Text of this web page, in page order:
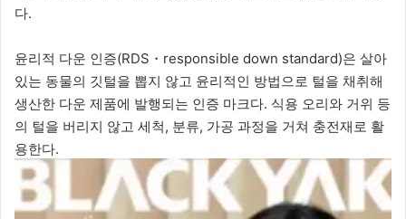
다.
윤리적 다운 인증(RDS・responsible down standard)은 살아
있는 동물의 깃털을 뽑지 않고 윤리적인 방법으로 털을 채취해
생산한 다운 제품에 발행되는 인증 마크다. 식용 오리와 거위 등
의 털을 버리지 않고 세척, 분류, 가공 과정을 거쳐 충전재로 활
용한다.